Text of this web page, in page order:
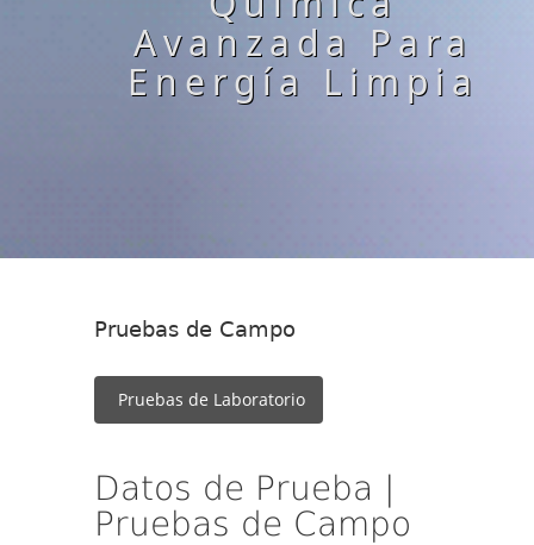
Avanzada Para
Energía Limpia
Pruebas de Campo
Pruebas de Laboratorio
Datos de Prueba |
Pruebas de Campo